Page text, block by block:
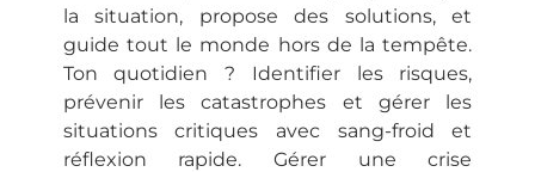
la situation, propose des solutions, et
guide tout le monde hors de la tempête.
Ton quotidien ? Identifier les risques,
prévenir les catastrophes et gérer les
situations critiques avec sang-froid et
réflexion rapide. Gérer une crise